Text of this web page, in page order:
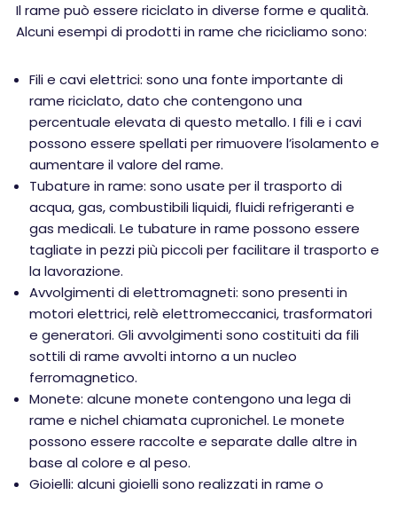
Il rame può essere riciclato in diverse forme e qualità.
Alcuni esempi di prodotti in rame che ricicliamo sono:
Fili e cavi elettrici: sono una fonte importante di
rame riciclato, dato che contengono una
percentuale elevata di questo metallo. I fili e i cavi
possono essere spellati per rimuovere l’isolamento e
aumentare il valore del rame.
Tubature in rame: sono usate per il trasporto di
acqua, gas, combustibili liquidi, fluidi refrigeranti e
gas medicali. Le tubature in rame possono essere
tagliate in pezzi più piccoli per facilitare il trasporto e
la lavorazione.
Avvolgimenti di elettromagneti: sono presenti in
motori elettrici, relè elettromeccanici, trasformatori
e generatori. Gli avvolgimenti sono costituiti da fili
sottili di rame avvolti intorno a un nucleo
ferromagnetico.
Monete: alcune monete contengono una lega di
rame e nichel chiamata cupronichel. Le monete
possono essere raccolte e separate dalle altre in
base al colore e al peso.
Gioielli: alcuni gioielli sono realizzati in rame o